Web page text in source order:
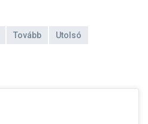
Tovább Utolsó